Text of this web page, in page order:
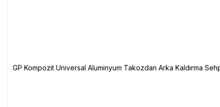
GP Kompozit Universal Aluminyum Takozdan Arka Kaldırma